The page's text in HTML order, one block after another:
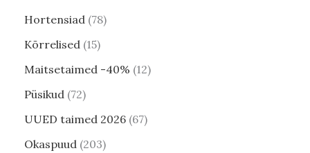
Hortensiad 78
Kõrrelised 15
Maitsetaimed -40% 12
Püsikud 72
UUED taimed 2026 67
Okaspuud 203